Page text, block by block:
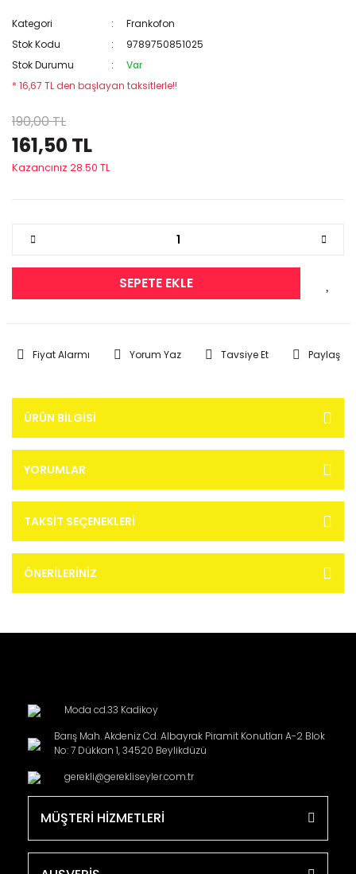
Kategori
Frankofon
Stok Kodu
9789750851025
Stok Durumu
Var
* 16,67 TL den başlayan taksitlerle!!
190,00 TL
161,50 TL
Kazancınız 28.50 TL
SEPETE EKLE
Fiyat Alarmı Yorum Yaz Tavsiye Et Paylaş
ÜRÜN BILGISI
YORUMLAR
TAKSIT SEÇENEKLERI
ÖNERILERINIZ
Moda cd.33 Kadikoy
Barış Mah. Akdeniz Cd. Albayrak Piramit Konutları A-2 Blok
No: 7 Dükkan 1, 34520 Beylikdüzü
gerekli@gerekliseyler.com.tr
MÜŞTERİ HİZMETLERİ